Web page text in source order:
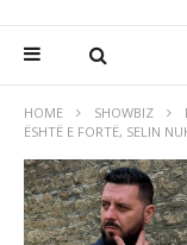
HOME SHOWBIZ
ËSHTË E FORTË, SELIN